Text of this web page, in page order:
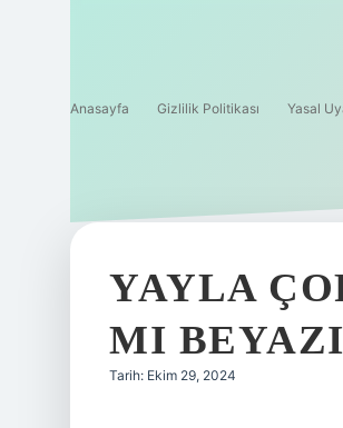
Anasayfa Gizlilik Politikası Yasal
YAYLA
MI
Tarih: Ekim 29, 2024